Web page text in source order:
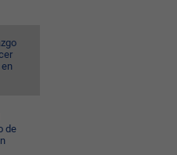
de